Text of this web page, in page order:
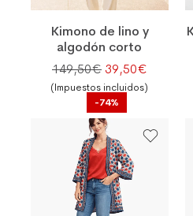
Kimono de lino y
algodón corto
149,50€ El precio
39,50€El
(Impuestos incluidos)
-74%